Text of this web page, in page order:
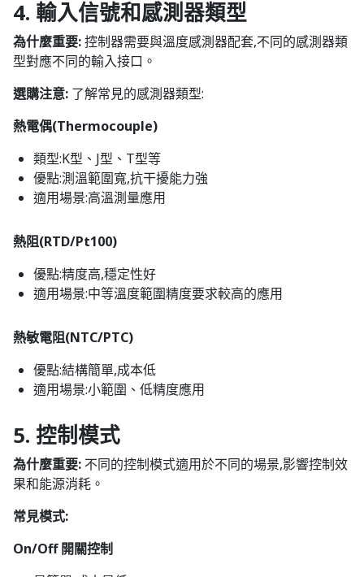
4. 輸入信號和感測器類型
為什麼重要:控制器需要與溫度感測器配套,不同的感測器類
型對應不同的輸入接口。
選購注意: 了解常見的感測器類型:
熱電偶(Thermocouple)
類型:K型、J型、T型等
優點:測溫範圍寬,抗干擾能力強
適用場景:高溫測量應用
熱阻(RTD/Pt100)
優點:精度高,穩定性好
適用場景:中等溫度範圍精度要求較高的應用
熱敏電阻(NTC/PTC)
優點:結構簡單,成本低
適用場景:小範圍、低精度應用
5. 控制模式
為什麼重要: 不同的控制模式適用於不同的場景,影響控制效
果和能源消耗。
常見模式:
On/Off 開關控制